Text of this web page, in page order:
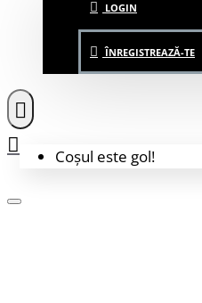
LOGIN
ÎNREGISTREAZĂ-TE
Coșul este gol!